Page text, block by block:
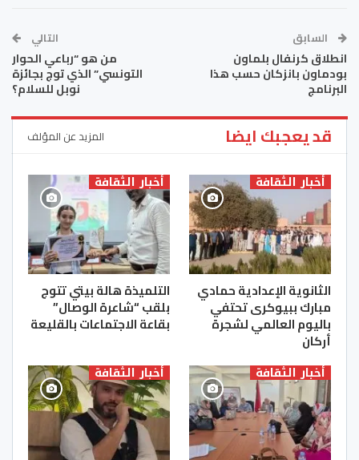
السابق
انطلاق كرنفال بلماون
بودماون بانزكان حسب هذا
البرنامج
التالي
من هو “رباعي الحوار
التونسي” الذي توج بجائزة
نوبل للسلام؟
قد يعجبك ايضا المزيد عن المؤلف
أخبار الثقافة
الثانوية الإعدادية حمادي
مبارك ببيوكرى تحتفي
باليوم العالمي لشجرة
أركان
أخبار الثقافة
التلميذة هالة بيتي تتوج
بلقب “شاعرة الوصال”
بقاعة الاجتماعات بالقليعة
أخبار الثقافة أخبار الثقافة